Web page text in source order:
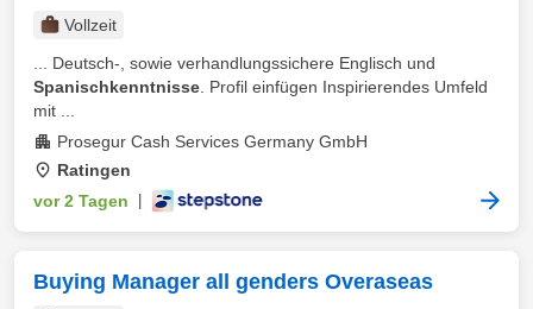
Vollzeit
... Deutsch-, sowie verhandlungssichere Englisch und
Spanischkenntnisse . Profil einfügen Inspirierendes Umfeld
mit ...
Prosegur Cash Services Germany GmbH
Ratingen
vor 2 Tagen
Buying Manager all genders Overaseas